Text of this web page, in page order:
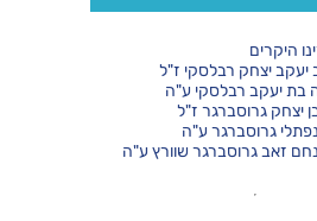
היקרים
יעקב יצחק רבלסקי ז"ל
בת יעקב רבלסקי ע"ה
יצחק גרוסברגר ז"ל
גרוסברגר ע"ה
זאב גרוסברגר שוורץ ע"ה